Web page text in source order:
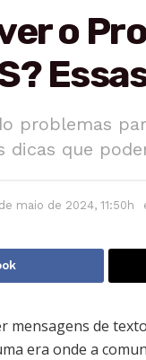
o
problemas
dicas que
maio de 2024, 11:50h
mensagens de texto
era onde a